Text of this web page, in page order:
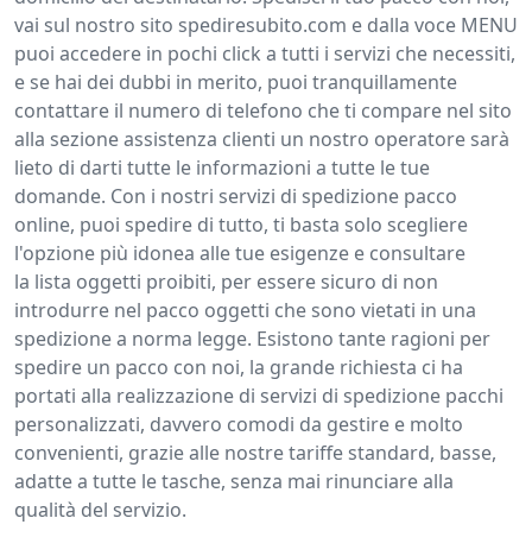
vai sul nostro sito spediresubito.com e dalla voce MENU
puoi accedere in pochi click a tutti i servizi che necessiti,
e se hai dei dubbi in merito, puoi tranquillamente
contattare il numero di telefono che ti compare nel sito
alla sezione assistenza clienti un nostro operatore sarà
lieto di darti tutte le informazioni a tutte le tue
domande. Con i nostri servizi di spedizione pacco
online, puoi spedire di tutto, ti basta solo scegliere
l'opzione più idonea alle tue esigenze e consultare
la lista oggetti proibiti, per essere sicuro di non
introdurre nel pacco oggetti che sono vietati in una
spedizione a norma legge. Esistono tante ragioni per
spedire un pacco con noi, la grande richiesta ci ha
portati alla realizzazione di servizi di spedizione pacchi
personalizzati, davvero comodi da gestire e molto
convenienti, grazie alle nostre tariffe standard, basse,
adatte a tutte le tasche, senza mai rinunciare alla
qualità del servizio.